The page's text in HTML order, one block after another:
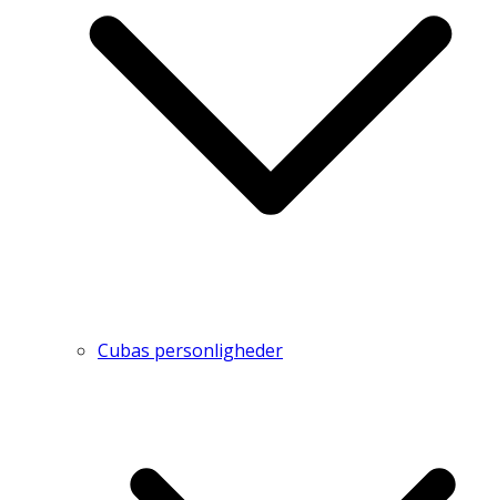
Cubas personligheder